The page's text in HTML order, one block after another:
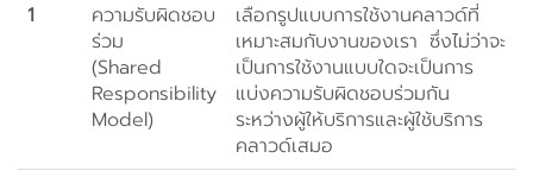
1
ความรับผิดชอบ
ร่วม
(Shared
Responsibility
Model)
เลือกรูปแบบการใช้งานคลาวด์ที่
เหมาะสมกับงานของเรา ซึ่งไม่ว่าจะ
เป็นการใช้งานแบบใดจะเป็นการ
แบ่งความรับผิดชอบร่วมกัน
ระหว่างผู้ให้บริการและผู้ใช้บริการ
คลาวด์เสมอ